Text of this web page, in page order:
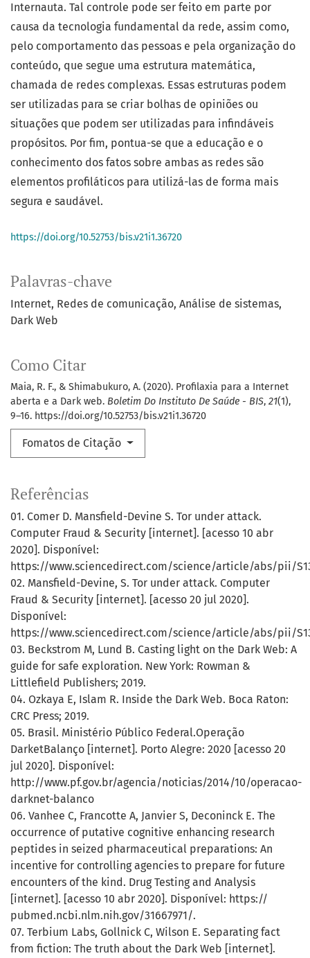
Palavras-chave
Internet Redes de comunicação Análise de sistemas
Dark Web
Como Citar
Maia, R. F., & Shimabukuro, A. (2020). Profilaxia para a Internet
aberta e a Dark web. Boletim Do Instituto De Saúde - BIS, 21(1),
9–16. https://doi.org/10.52753/bis.v21i1.36720
Fomatos de Citação
Internauta. Tal controle pode ser feito em parte por
causa da tecnologia fundamental da rede, assim como,
pelo comportamento das pessoas e pela organização do
conteúdo, que segue uma estrutura matemática,
chamada de redes complexas. Essas estruturas podem
ser utilizadas para se criar bolhas de opiniões ou
situações que podem ser utilizadas para infindáveis
propósitos. Por fim, pontua-se que a educação e o
conhecimento dos fatos sobre ambas as redes são
elementos profiláticos para utilizá-las de forma mais
segura e saudável.
https://doi.org/10.52753/bis.v21i1.36720
Referências
01. Comer D. Mansfield-Devine S. Tor under attack.
Computer Fraud & Security [internet]. [acesso 10 abr
2020]. Disponível:
https://www.sciencedirect.com/science/article/abs/pii/
02. Mansfield-Devine, S. Tor under attack. Computer
Fraud & Security [internet]. [acesso 20 jul 2020].
Disponível:
https://www.sciencedirect.com/science/article/abs/pii/
03. Beckstrom M, Lund B. Casting light on the Dark Web: A
guide for safe exploration. New York: Rowman &
Littlefield Publishers; 2019.
04. Ozkaya E, Islam R. Inside the Dark Web. Boca Raton:
CRC Press; 2019.
05. Brasil. Ministério Público Federal.Operação
DarketBalanço [internet]. Porto Alegre: 2020 [acesso 20
jul 2020]. Disponível:
http://www.pf.gov.br/agencia/noticias/2014/10/operacao-
darknet-balanco
06. Vanhee C, Francotte A, Janvier S, Deconinck E. The
occurrence of putative cognitive enhancing research
peptides in seized pharmaceutical preparations: An
incentive for controlling agencies to prepare for future
encounters of the kind. Drug Testing and Analysis
[internet]. [acesso 10 abr 2020]. Disponível: https://
pubmed.ncbi.nlm.nih.gov/31667971/.
07. Terbium Labs, Gollnick C, Wilson E. Separating fact
from fiction: The truth about the Dark Web [internet].